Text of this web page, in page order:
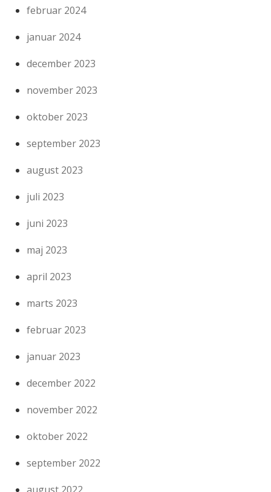
februar 2024
januar 2024
december 2023
november 2023
oktober 2023
september 2023
august 2023
juli 2023
juni 2023
maj 2023
april 2023
marts 2023
februar 2023
januar 2023
december 2022
november 2022
oktober 2022
september 2022